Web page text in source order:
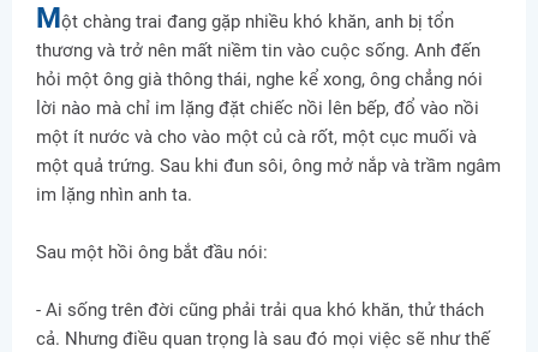
Một chàng trai đang gặp nhiều khó khăn, anh bị tổn
thương và trở nên mất niềm tin vào cuộc sống. Anh đến
hỏi một ông già thông thái, nghe kể xong, ông chẳng nói
lời nào mà chỉ im lặng đặt chiếc nồi lên bếp, đổ vào nồi
một ít nước và cho vào một củ cà rốt, một cục muối và
một quả trứng. Sau khi đun sôi, ông mở nắp và trầm ngâm
im lặng nhìn anh ta.
Sau một hồi ông bắt đầu nói:
- Ai sống trên đời cũng phải trải qua khó khăn, thử thách
cả. Nhưng điều quan trọng là sau đó mọi việc sẽ như thế